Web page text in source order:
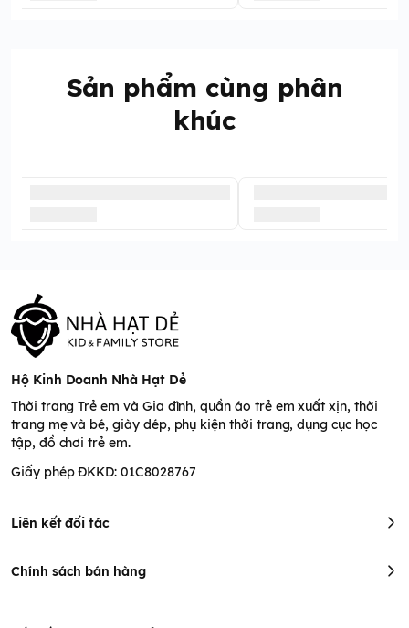
Sản phẩm cùng phân
khúc
Hộ Kinh Doanh Nhà Hạt Dẻ
Thời trang Trẻ em và Gia đình, quần áo trẻ em xuất xịn, thời
trang mẹ và bé, giày dép, phụ kiện thời trang, dụng cục học
tập, đồ chơi trẻ em.
Giấy phép ĐKKD: 01C8028767
Liên kết đối tác
Chính sách bán hàng